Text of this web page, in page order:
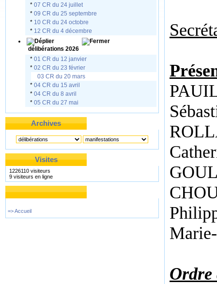
* 07 CR du 24 juillet
* 09 CR du 25 septembre
* 10 CR du 24 octobre
* 12 CR du 4 décembre
délibérations 2026
* 01 CR du 12 janvier
* 02 CR du 23 février
03 CR du 20 mars
* 04 CR du 15 avril
* 04 CR du 8 avril
* 05 CR du 27 mai
Archives
Visites
1226110 visiteurs
9 visiteurs en ligne
=> Accueil